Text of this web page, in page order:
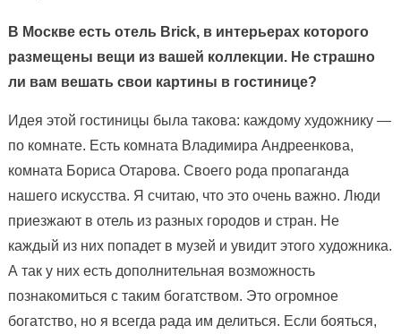
В Москве есть отель Brick, в интерьерах которого
размещены вещи из вашей коллекции. Не страшно
ли вам вешать свои картины в гостинице?
Идея этой гостиницы была такова: каждому художнику —
по комнате. Есть комната Владимира Андреенкова,
комната Бориса Отарова. Своего рода пропаганда
нашего искусства. Я считаю, что это очень важно. Люди
приезжают в отель из разных городов и стран. Не
каждый из них попадет в музей и увидит этого художника.
А так у них есть дополнительная возможность
познакомиться с таким богатством. Это огромное
богатство, но я всегда рада им делиться. Если бояться,